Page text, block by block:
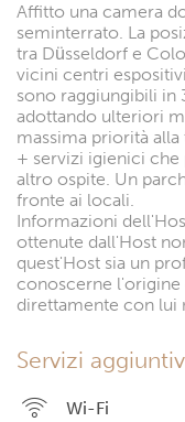
Affitto una camera
seminterrato. La
tra Düsseldorf e
vicini centri
sono raggiungibili in
adottando ulteriori
massima priorità
+ servizi igienici
altro ospite. Un
fronte ai locali.
Informazioni
ottenute dall'Host
quest'Host sia un
conoscerne
direttamente con lui
Servizi
Wi-Fi